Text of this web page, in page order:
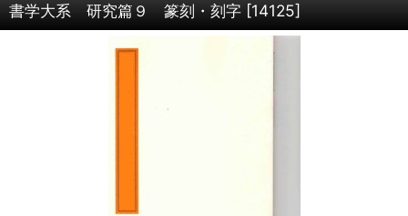
書学大系 研究篇９ 篆刻・刻字 [14125]